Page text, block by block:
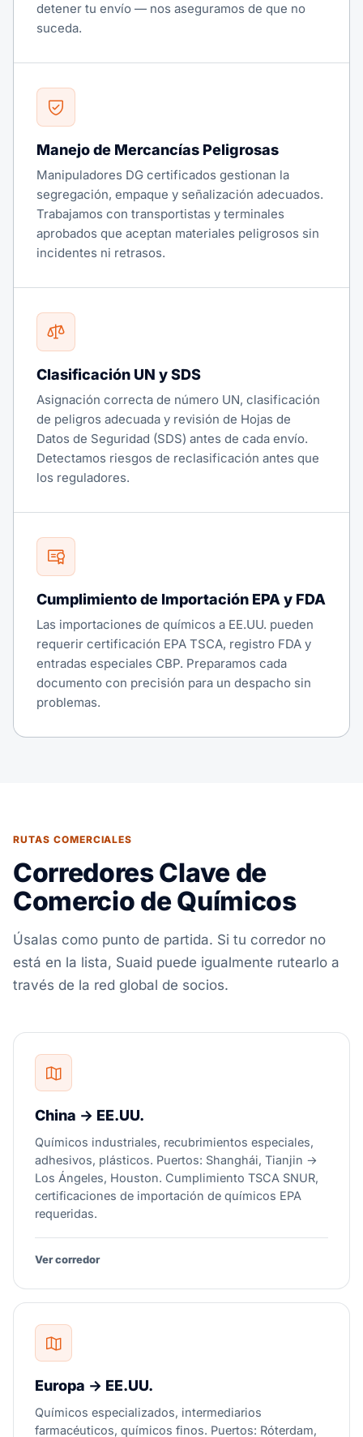
detener tu envío — nos aseguramos de que no
suceda.
Manejo de Mercancías Peligrosas
Manipuladores DG certificados gestionan la
segregación, empaque y señalización adecuados.
Trabajamos con transportistas y terminales
aprobados que aceptan materiales peligrosos sin
incidentes ni retrasos.
Clasificación UN y SDS
Asignación correcta de número UN, clasificación
de peligros adecuada y revisión de Hojas de
Datos de Seguridad (SDS) antes de cada envío.
Detectamos riesgos de reclasificación antes que
los reguladores.
Cumplimiento de Importación EPA y FDA
Las importaciones de químicos a EE.UU. pueden
requerir certificación EPA TSCA, registro FDA y
entradas especiales CBP. Preparamos cada
documento con precisión para un despacho sin
problemas.
RUTAS COMERCIALES
Corredores Clave de
Comercio de Químicos
Úsalas como punto de partida. Si tu corredor no
está en la lista, Suaid puede igualmente rutearlo a
través de la red global de socios.
China → EE.UU.
Químicos industriales, recubrimientos especiales,
adhesivos, plásticos. Puertos: Shanghái, Tianjin →
Los Ángeles, Houston. Cumplimiento TSCA SNUR,
certificaciones de importación de químicos EPA
requeridas.
Ver corredor
Europa → EE.UU.
Químicos especializados, intermediarios
farmacéuticos, químicos finos. Puertos: Róterdam,